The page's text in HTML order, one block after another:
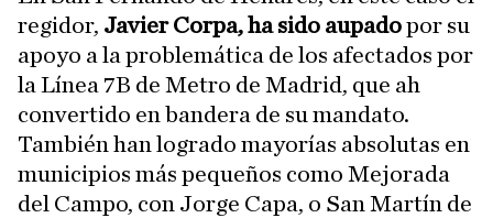
regidor, Javier Corpa, ha sido aupadopor su
apoyo a la problemática de los afectados por
la Línea 7B de Metro de Madrid, que ah
convertido en bandera de su mandato.
También han logrado mayorías absolutas en
municipios más pequeños como Mejorada
del Campo, con Jorge Capa, o San Martín de